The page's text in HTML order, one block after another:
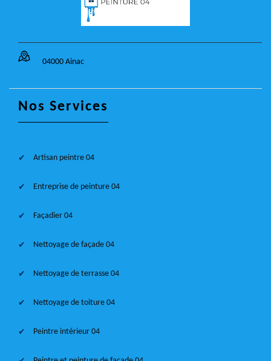
04000 Ainac
Nos Services
Artisan peintre 04
Entreprise de peinture 04
Façadier 04
Nettoyage de façade 04
Nettoyage de terrasse 04
Nettoyage de toiture 04
Peintre intérieur 04